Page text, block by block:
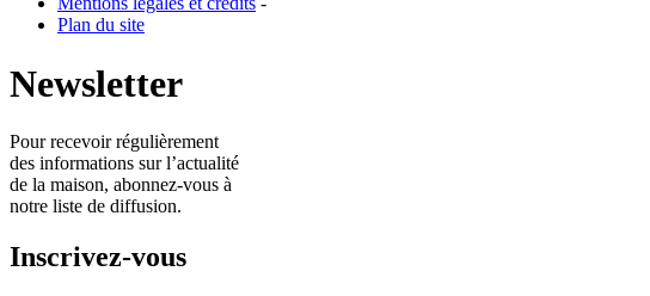
Plan du site
Newsletter
Pour recevoir régulièrement
des informations sur l’actualité
de la maison, abonnez-vous à
notre liste de diffusion.
Inscrivez-vous